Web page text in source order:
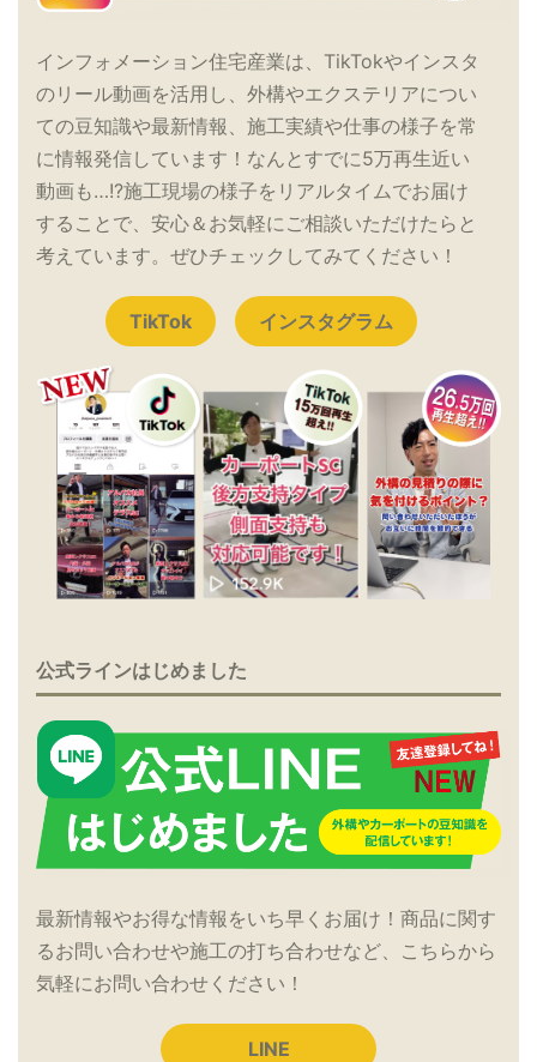
インフォメーション住宅産業は、TikTokやインスタ
のリール動画を活用し、外構やエクステリアについ
ての豆知識や最新情報、施工実績や仕事の様子を常
に情報発信しています！なんとすでに5万再生近い
動画も…!?施工現場の様子をリアルタイムでお届け
することで、安心＆お気軽にご相談いただけたらと
考えています。ぜひチェックしてみてください！
TikTok インスタグラム
公式ラインはじめました
最新情報やお得な情報をいち早くお届け！商品に関す
るお問い合わせや施工の打ち合わせなど、こちらから
気軽にお問い合わせください！
LINE